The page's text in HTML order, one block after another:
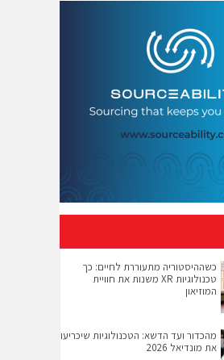
כשההיסטוריה מתעוררת לחיים: כך
טכנולוגיות XR משנות את חוויית
המוזיאון
מהכדור ועד הדשא: הטכנולוגיות שיכריעו
את מונדיאל 2026